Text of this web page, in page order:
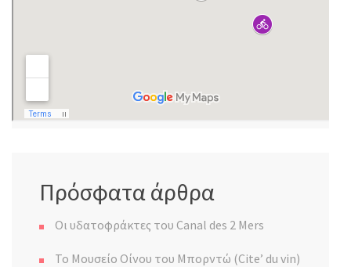
Πρόσφατα άρθρα
Οι υδατοφράκτες του Canal des 2 Mers
Το Μουσείο Οίνου του Μπορντώ (Cite’ du vin)